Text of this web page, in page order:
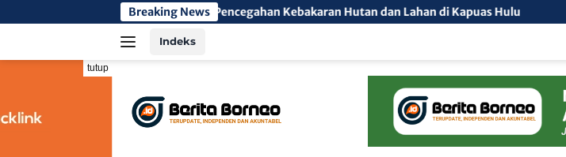
ke
Breaking News
Upaya Pencegahan Kebakaran Hutan dan Lahan di Kapuas Hulu AMPD Desak Menteri
Indeks
tutup